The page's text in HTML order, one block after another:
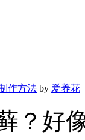
作方法 by 爱养花
？好